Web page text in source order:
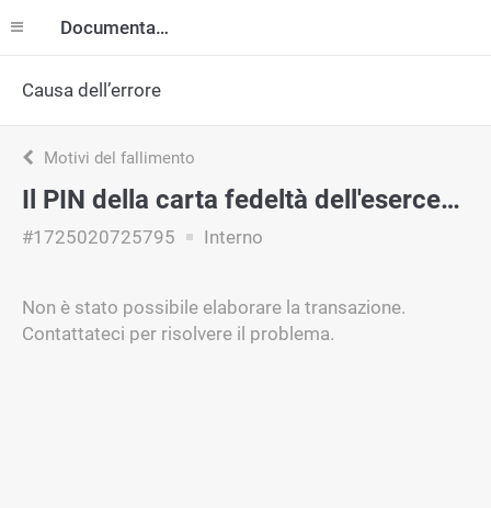
Documentazione
Causa dell’errore
Motivi del fallimento
Il PIN della carta fedeltà dell'esercente non è valido.
#1725020725795 Interno
Non è stato possibile elaborare la transazione.
Contattateci per risolvere il problema.